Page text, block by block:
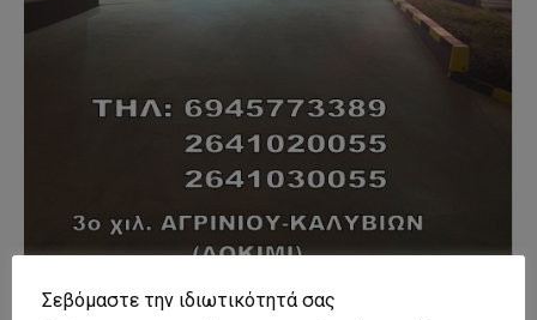
- Advertisment -
Σεβόμαστε την ιδιωτικότητά σας